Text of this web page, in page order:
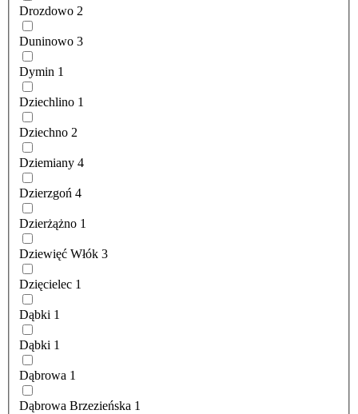
Drozdowo 2
Duninowo 3
Dymin 1
Dziechlino 1
Dziechno 2
Dziemiany 4
Dzierzgoń 4
Dzierżążno 1
Dziewięć Włók 3
Dzięcielec 1
Dąbki 1
Dąbki 1
Dąbrowa 1
Dąbrowa Brzezieńska 1